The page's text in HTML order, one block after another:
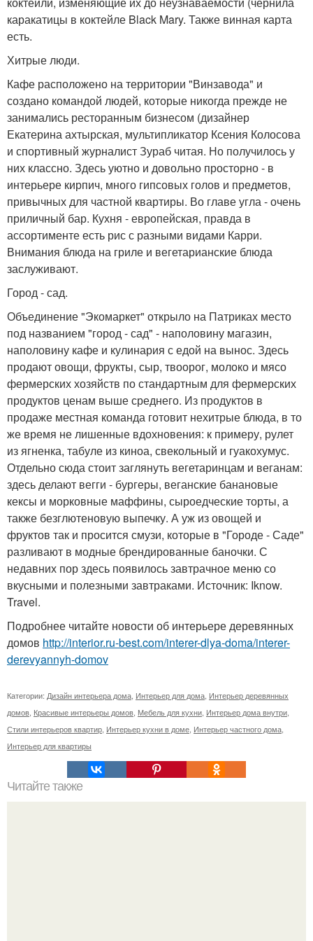
каракатицы в коктейле Black Mary. Также винная карта
есть.
Хитрые люди.
Кафе расположено на территории "Винзавода" и
создано командой людей, которые никогда прежде не
занимались ресторанным бизнесом (дизайнер
Екатерина ахтырская, мультипликатор Ксения Колосова
и спортивный журналист Зураб читая. Но получилось у
них классно. Здесь уютно и довольно просторно - в
интерьере кирпич, много гипсовых голов и предметов,
привычных для частной квартиры. Во главе угла - очень
приличный бар. Кухня - европейская, правда в
ассортименте есть рис с разными видами Карри.
Внимания блюда на гриле и вегетарианские блюда
заслуживают.
Город - сад.
Объединение "Экомаркет" открыло на Патриках место
под названием "город - сад" - наполовину магазин,
наполовину кафе и кулинария с едой на вынос. Здесь
продают овощи, фрукты, сыр, твоорог, молоко и мясо
фермерских хозяйств по стандартным для фермерских
продуктов ценам выше среднего. Из продуктов в
продаже местная команда готовит нехитрые блюда, в то
же время не лишенные вдохновения: к примеру, рулет
из ягненка, табуле из киноа, свекольный и гуакохумус.
Отдельно сюда стоит заглянуть вегетаринцам и веганам:
здесь делают вегги - бургеры, веганские банановые
кексы и морковные маффины, сыроедческие торты, а
также безглютеновую выпечку. А уж из овощей и
фруктов так и просится смузи, которые в "Городе - Саде"
разливают в модные брендированные баночки. С
недавних пор здесь появилось завтрачное меню со
вкусными и полезными завтраками. Источник: Iknow.
Travel.
Подробнее читайте новости об интерьере деревянных
домов http://interior.ru-best.com/interer-dlya-doma/interer-
derevyannyh-domov
Категории: Дизайн интерьера дома, Интерьер для дома, Интерьер деревянных
домов, Красивые интерьеры домов, Мебель для кухни, Интерьер дома внутри,
Стили интерьеров квартир, Интерьер кухни в доме, Интерьер частного дома,
Интерьер для квартиры
Читайте также